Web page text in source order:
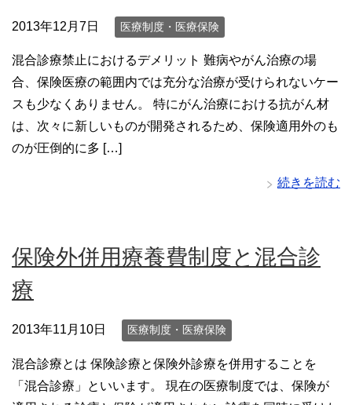
2013年12月7日 医療制度・医療保険
混合診療禁止におけるデメリット 難病やがん治療の場
合、保険医療の範囲内では充分な治療が受けられないケー
スも少なくありません。 特にがん治療における抗がん材
は、次々に新しいものが開発されるため、保険適用外のも
のが圧倒的に多 […]
続きを読む
保険外併用療養費制度と混合診
療
2013年11月10日 医療制度・医療保険
混合診療とは 保険診療と保険外診療を併用することを
「混合診療」といいます。 現在の医療制度では、保険が